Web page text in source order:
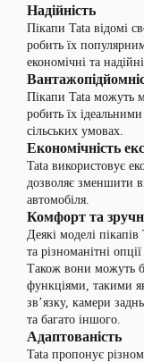
Надійність
Пікапи Tata відомі
робить їх
економічні та
Пікапи Tata можуть
робить їх
сільських умовах.
Економічність
Tata використовує
дозволяє зменшити
автомобіля.
Комфорт та
Деякі моделі
та різноманітні
Також вони можуть
функціями, такими
зв’язку, камери
та багато іншого.
Адаптованість
Tata пропонує